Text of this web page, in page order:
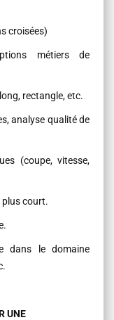
croisées)
métiers de
rectangle, etc.
analyse qualité de
(coupe, vitesse,
plus court.
dans le domaine
UNE